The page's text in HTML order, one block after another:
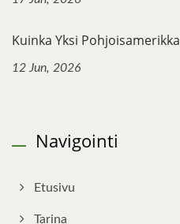
Kuinka Yksi
12 Jun, 2026
Navigointi
Etusivu
Tarina